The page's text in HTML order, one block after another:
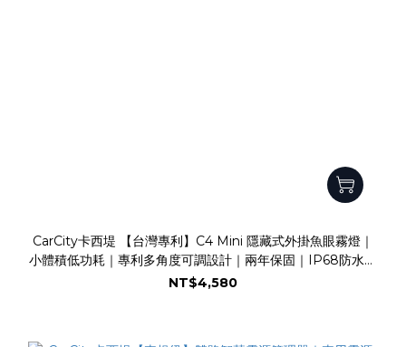
CarCity卡西堤 【台灣專利】C4 Mini 隱藏式外掛魚眼霧燈｜
小體積低功耗｜專利多角度可調設計｜兩年保固｜IP68防水防
塵｜水平切線｜魚眼霧燈｜外掛霧燈
NT$4,580